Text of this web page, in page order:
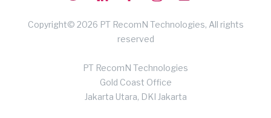
Copyright© 2026 PT RecomN Technologies, All rights
reserved
PT RecomN Technologies
Gold Coast Office
Jakarta Utara, DKI Jakarta